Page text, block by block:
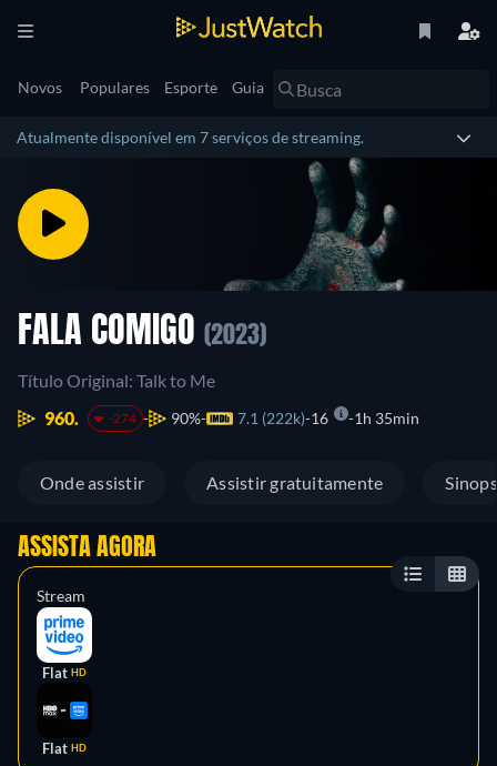
Novos Populares Esporte Guia
Atualmente disponível em 7 serviços de streaming.
FALA COMIGO (2023)
Título Original: Talk to Me
960.
-274 90% 7.1 (222k) 16 1h 35min
Onde assistir Assistir gratuitamente
ASSISTA AGORA
Stream
Flat HD
Flat HD